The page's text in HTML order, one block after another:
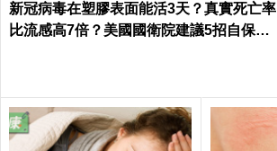
新冠病毒在塑膠表面能活3天？真實死亡率
比流感高7倍？美國國衛院建議5招自保防